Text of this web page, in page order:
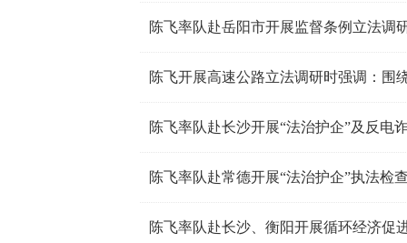
陈飞率队赴岳阳市开展监督条例立法调
陈飞率队赴长沙开展“法治护企”及反电
陈飞率队赴长沙、衡阳开展循环经济促